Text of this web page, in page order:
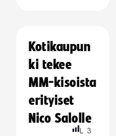
Kotikaupun
ki tekee
MM-kisoista
erityiset
Nico Salolle
L 3